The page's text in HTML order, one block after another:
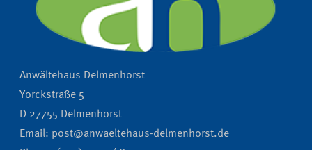
Anwältehaus Delmenhorst
Yorckstraße 5
D 27755 Delmenhorst
Email: post@anwaeltehaus-delmenhorst.de